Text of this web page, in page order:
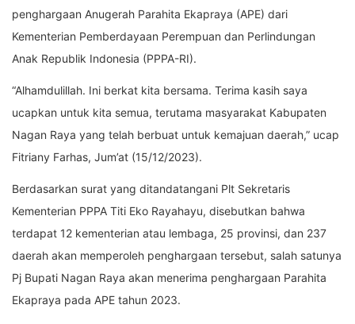
penghargaan Anugerah Parahita Ekapraya (APE) dari
Kementerian Pemberdayaan Perempuan dan Perlindungan
Anak Republik Indonesia (PPPA-RI).
“Alhamdulillah. Ini berkat kita bersama. Terima kasih saya
ucapkan untuk kita semua, terutama masyarakat Kabupaten
Nagan Raya yang telah berbuat untuk kemajuan daerah,” ucap
Fitriany Farhas, Jum’at (15/12/2023).
Berdasarkan surat yang ditandatangani Plt Sekretaris
Kementerian PPPA Titi Eko Rayahayu, disebutkan bahwa
terdapat 12 kementerian atau lembaga, 25 provinsi, dan 237
daerah akan memperoleh penghargaan tersebut, salah satunya
Pj Bupati Nagan Raya akan menerima penghargaan Parahita
Ekapraya pada APE tahun 2023.